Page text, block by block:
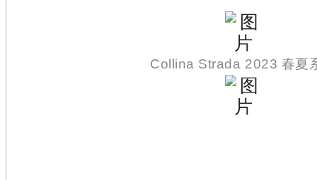
Collina Strada 2023 春夏